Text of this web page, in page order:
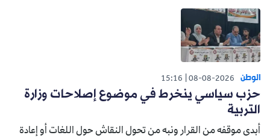
الوطن 08-08-2026
15:16
حزب سياسي ينخرط في موضوع إصلاحات وزارة
التربية
أبدى موقفه من القرار ونبه من تحول النقاش حول اللغات أو إعادة